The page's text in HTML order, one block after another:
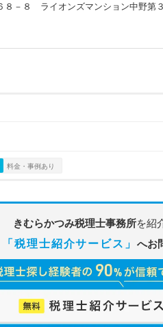
８－８ ライオンズマンション中野第
料金・事例あり
きむらかつみ税理士事務所を紹
「税理士紹介サービス」へお